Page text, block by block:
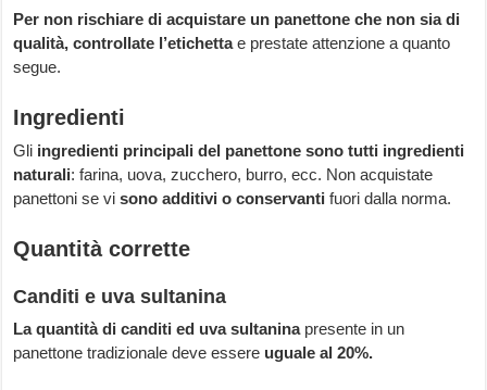
Per non rischiare di acquistare un panettone che non sia di
qualità, controllate l’etichettae prestate attenzione a quanto
segue.
Ingredienti
Gli ingredienti principali del panettone sono tutti ingredienti
naturali: farina, uova, zucchero, burro, ecc. Non acquistate
panettoni se visono additivi o conservanti fuori dalla norma.
Quantità corrette
Canditi e uva sultanina
La quantità di canditi ed uva sultaninapresente in un
panettone tradizionale deve essere uguale al 20%.